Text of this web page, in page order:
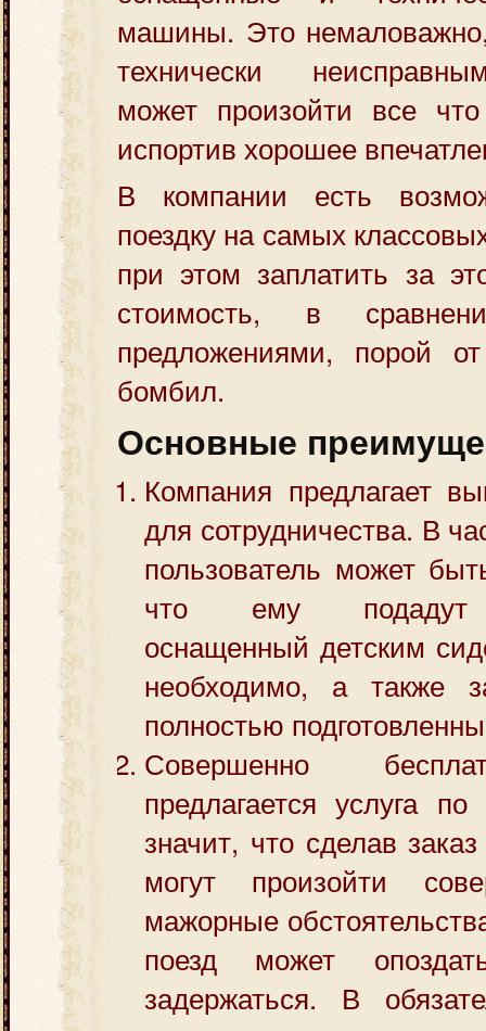
машины. Это
технически
может произойти все
испортив хорошее
В компании есть
поездку на самых
при этом заплатить за
стоимость, в
предложениями, порой
бомбил.
Основные
Компания предлагает
для сотрудничества. В
пользователь может
что ему подадут
оснащенный детским
необходимо, а также
полностью
Совершенно
предлагается услуга
значит, что сделав
могут произойти
мажорные
поезд может
задержаться. В